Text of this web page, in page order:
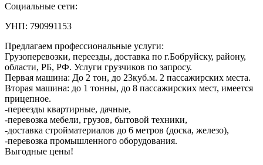
Социальные сети:
УНП: 790991153
Предлагаем профессиональные услуги:
Грузоперевозки, переезды, доставка по г.Бобруйску, району,
области, РБ, РФ. Услуги грузчиков по запросу.
Первая машина: До 2 тон, до 23куб.м. 2 пассажирских места.
Вторая машина: до 1 тонны, до 8 пассажирских мест, имеется
прицепное.
-переезды квартирные, дачные,
-перевозка мебели, грузов, бытовой техники,
-доставка стройматериалов до 6 метров (доска, железо),
-перевозка промышленного оборудования.
Выгодные цены!